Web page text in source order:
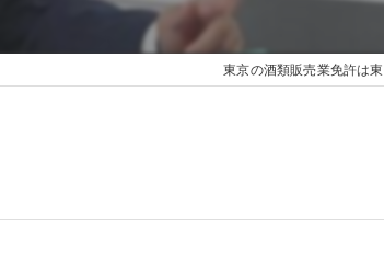
東京の酒類販売業免許は